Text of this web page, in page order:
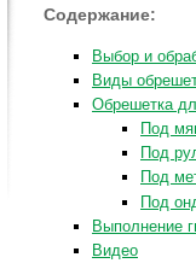
Содержание:
Выбор и
Виды
Обрешетка
Под
Под
Под
Под
Выполнение
Видео